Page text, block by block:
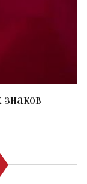
знаков